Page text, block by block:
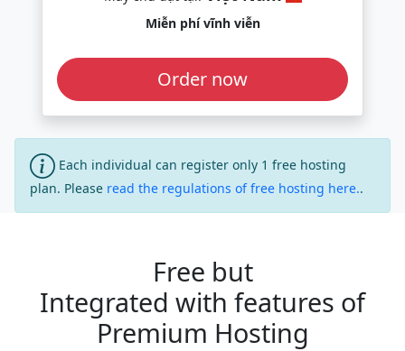
Miễn phí vĩnh viễn
Order now
Each individual can register only 1 free hosting
plan. Please read the regulations of free hosting here..
Free but
Integrated with features of
Premium Hosting